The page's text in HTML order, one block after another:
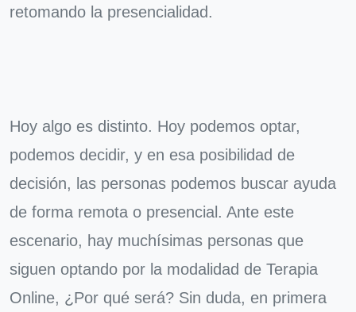
retomando la presencialidad.
Hoy algo es distinto. Hoy podemos optar,
podemos decidir, y en esa posibilidad de
decisión, las personas podemos buscar ayuda
de forma remota o presencial. Ante este
escenario, hay muchísimas personas que
siguen optando por la modalidad de Terapia
Online, ¿Por qué será? Sin duda, en primera